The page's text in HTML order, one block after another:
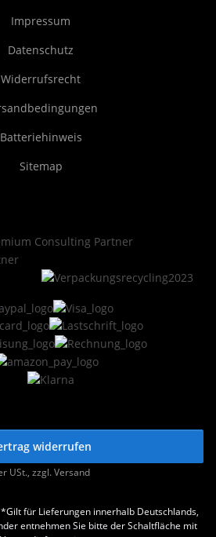
Impressum
Datenschutz
Widerrufsrecht
Batteriehinweis
Sitemap
widerrufen
USt., zzgl.Versand
*Gilt für Lieferungen innerhalb Deutschlands,
entnehmen Sie bitte der Schaltfläche mit